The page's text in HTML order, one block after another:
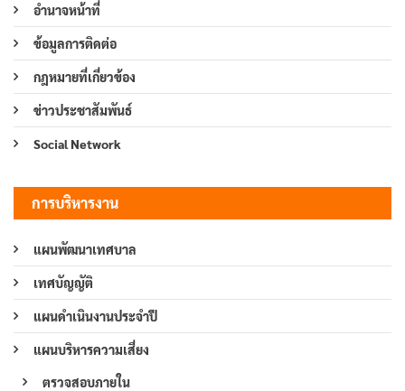
อำนาจหน้าที่
ข้อมูลการติดต่อ
กฎหมายที่เกี่ยวข้อง
ข่าวประชาสัมพันธ์
Social Network
การบริหารงาน
แผนพัฒนาเทศบาล
เทศบัญญัติ
แผนดำเนินงานประจำปี
แผนบริหารความเสี่ยง
ตรวจสอบภายใน